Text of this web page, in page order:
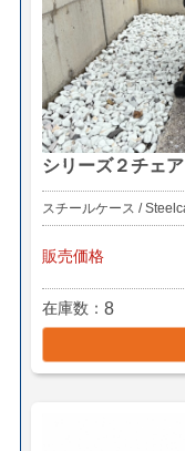
シリーズ２チ
スチールケース /
販売価格
在庫数 8